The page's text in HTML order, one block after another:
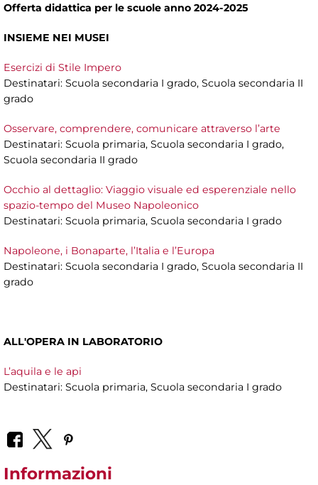
Offerta didattica per le scuole anno 2024-2025
INSIEME NEI MUSEI
Esercizi di Stile Impero
Destinatari: Scuola secondaria I grado, Scuola secondaria II
grado
Osservare, comprendere, comunicare attraverso l’arte
Destinatari: Scuola primaria, Scuola secondaria I grado,
Scuola secondaria II grado
Occhio al dettaglio: Viaggio visuale ed esperenziale nello
spazio-tempo del Museo Napoleonico
Destinatari: Scuola primaria, Scuola secondaria I grado
Napoleone, i Bonaparte, l’Italia e l’Europa
Destinatari: Scuola secondaria I grado, Scuola secondaria II
grado
ALL'OPERA IN LABORATORIO
L’aquila e le api
Destinatari: Scuola primaria, Scuola secondaria I grado
Informazioni